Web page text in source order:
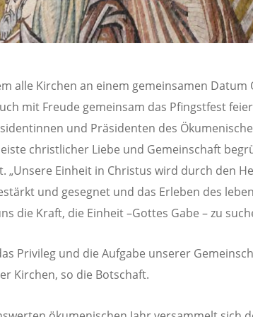
alle Kirchen an einem gemeinsamen Datum
mit Freude gemeinsam das Pfingstfest
und Präsidenten des
christlicher Liebe und Gemeinschaft
„Unsere Einheit in Christus wird durch den
und gesegnet und das Erleben des
die Kraft, die Einheit –Gottes Gabe – zu
Privileg und die Aufgabe unserer
Kirchen, so die Botschaft.